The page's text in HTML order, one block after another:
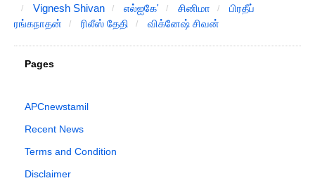
Vignesh Shivan
எல்ஐகே' சினிமா
பிரதீப்
ரங்கநாதன்
ரிலீஸ் தேதி விக்னேஷ் சிவன்
Pages
APCnewstamil
Recent News
Terms and Condition
Disclaimer